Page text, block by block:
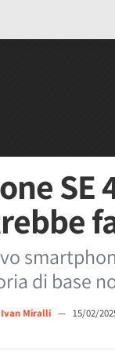
SE
di base
Ivan Miralli — 15/02/